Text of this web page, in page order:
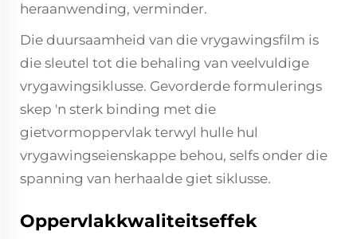
heraanwending, verminder.
Die duursaamheid van die vrygawingsfilm is
die sleutel tot die behaling van veelvuldige
vrygawingsiklusse. Gevorderde formulerings
skep 'n sterk binding met die
gietvormoppervlak terwyl hulle hul
vrygawingseienskappe behou, selfs onder die
spanning van herhaalde giet siklusse.
Oppervlakkwaliteitseffek